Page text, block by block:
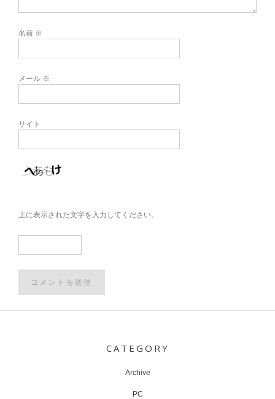
名前 ※
メール ※
サイト
上に表示された文字を入力してください。
CATEGORY
Archive
PC